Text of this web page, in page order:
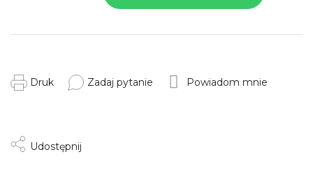
Druk Zadaj pytanie Powiadom mnie
Udostępnij